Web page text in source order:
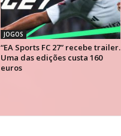
JOGOS
“EA Sports FC 27” recebe trailer.
Uma das edições custa 160
euros